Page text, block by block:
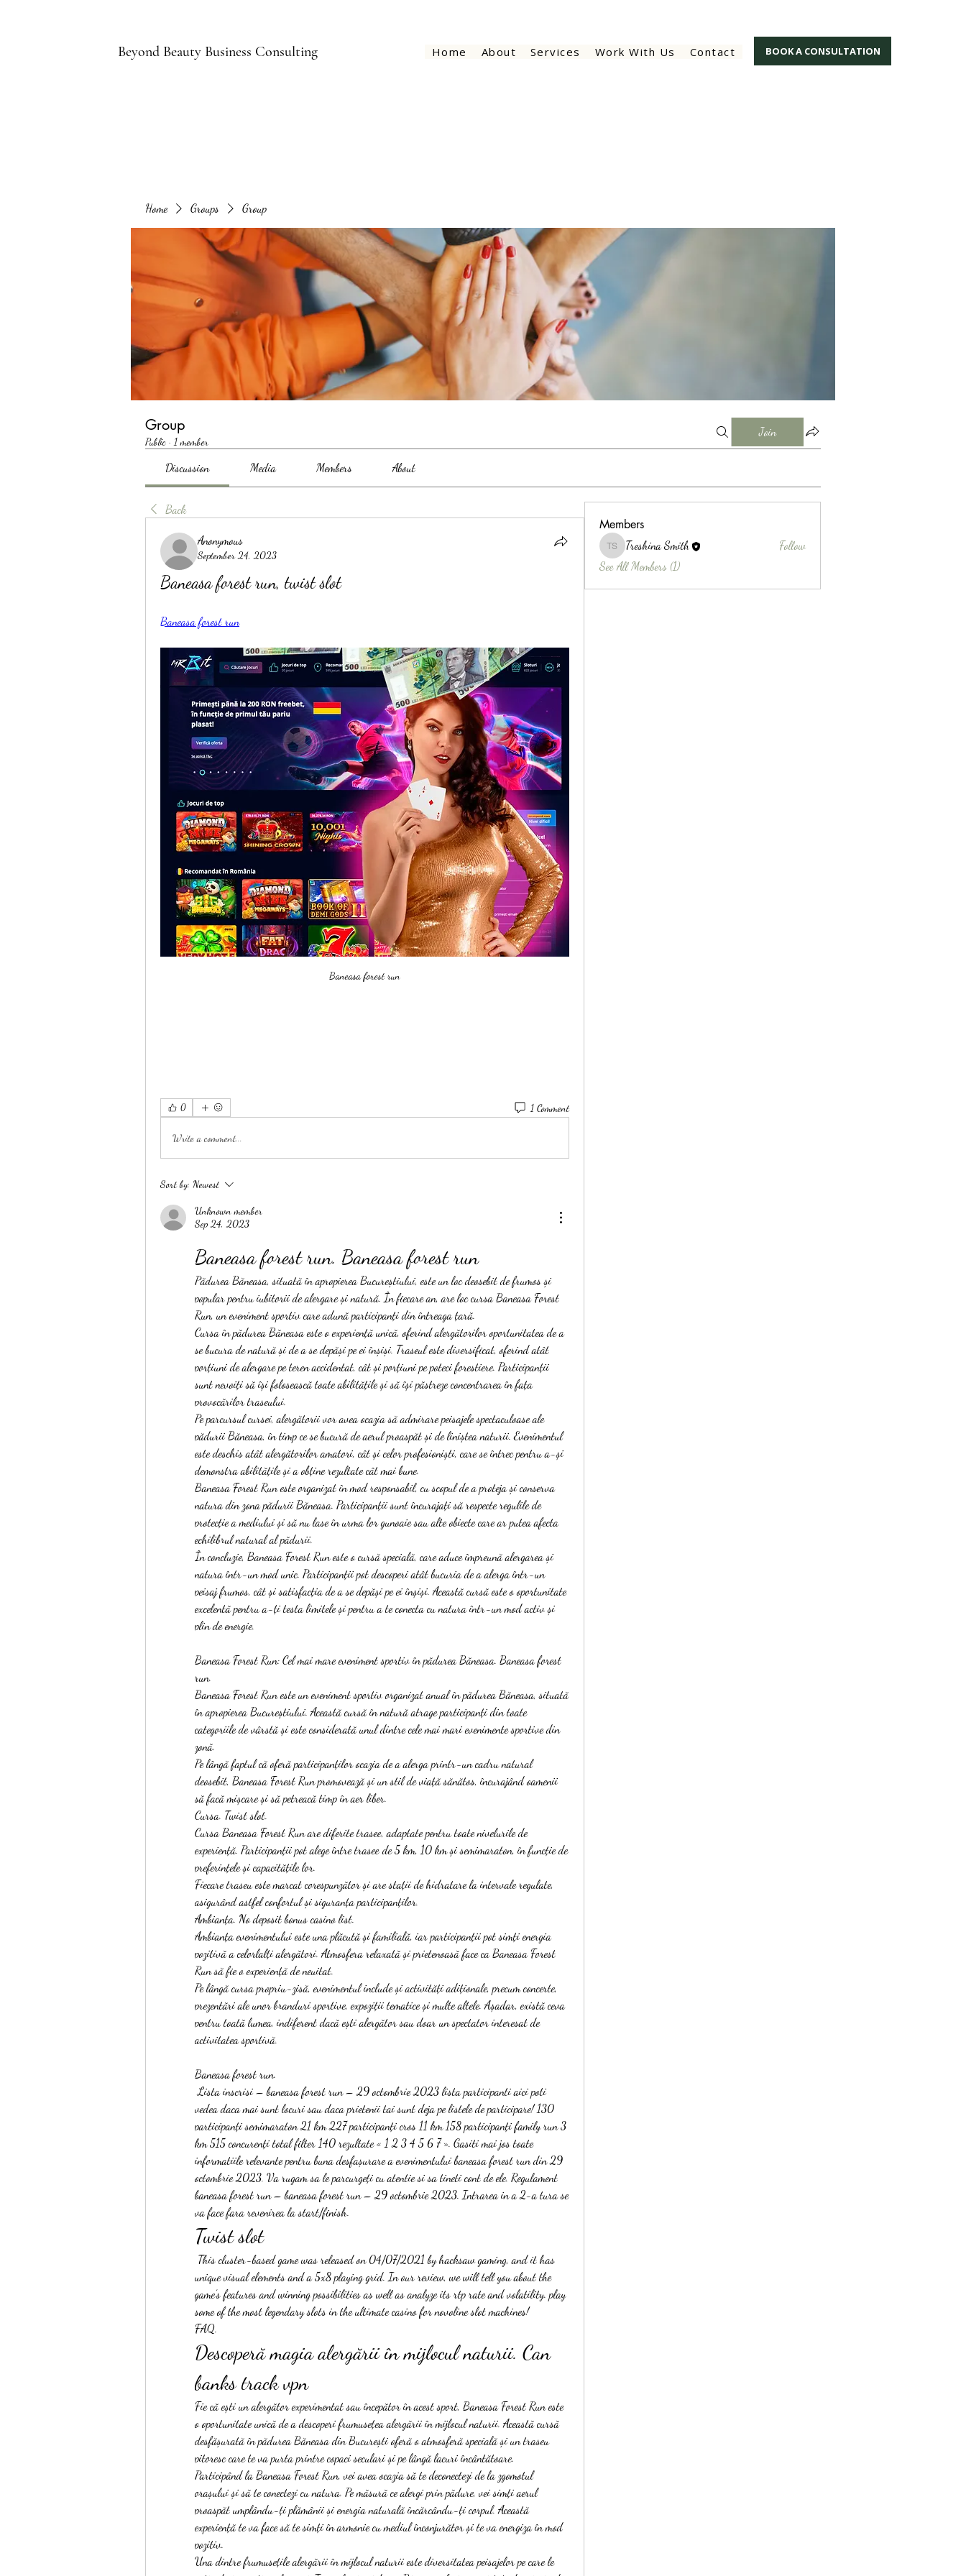
Beyond Beauty Business Consulting Home About Services Work With Us Contact BOOK A CONSULTATION
Home Groups Group
Group
Public · 1 member
Join
Discussion Media Members About
Back
Anonymous
September 24, 2023
Baneasa forest run, twist slot
Baneasa forest run
Baneasa forest run
0 1 Comment
Write a comment...
Sort by: Newest
Unknown member
Sep 24, 2023
Baneasa forest run. Baneasa forest run
Pădurea Băneasa, situată în apropierea Bucureștiului, este un loc deosebit de frumos și
popular pentru iubitorii de alergare și natură. În fiecare an, are loc cursa Baneasa Forest
Run, un eveniment sportiv care adună participanți din întreaga țară.
Cursa în pădurea Băneasa este o experiență unică, oferind alergătorilor oportunitatea de a
se bucura de natură și de a se depăși pe ei înșiși. Traseul este diversificat, oferind atât
porțiuni de alergare pe teren accidentat, cât și porțiuni pe poteci forestiere. Participanții
sunt nevoiți să își folosească toate abilitățile și să își păstreze concentrarea în fața
provocărilor traseului.
Pe parcursul cursei, alergătorii vor avea ocazia să admirare peisajele spectaculoase ale
pădurii Băneasa, în timp ce se bucură de aerul proaspăt și de liniștea naturii. Evenimentul
este deschis atât alergătorilor amatori, cât și celor profesioniști, care se întrec pentru a-și
demonstra abilitățile și a obține rezultate cât mai bune.
Baneasa Forest Run este organizat în mod responsabil, cu scopul de a proteja și conserva
natura din zona pădurii Băneasa. Participanții sunt încurajați să respecte regulile de
protecție a mediului și să nu lase în urma lor gunoaie sau alte obiecte care ar putea afecta
echilibrul natural al pădurii.
În concluzie, Baneasa Forest Run este o cursă specială, care aduce împreună alergarea și
natura într-un mod unic. Participanții pot descoperi atât bucuria de a alerga într-un
peisaj frumos, cât și satisfacția de a se depăși pe ei înșiși. Această cursă este o oportunitate
excelentă pentru a-ți testa limitele și pentru a te conecta cu natura într-un mod activ și
plin de energie.
Baneasa Forest Run: Cel mai mare eveniment sportiv în pădurea Băneasa. Baneasa forest
run.
Baneasa Forest Run este un eveniment sportiv organizat anual în pădurea Băneasa, situată
în apropierea Bucureștiului. Această cursă în natură atrage participanți din toate
categoriile de vârstă și este considerată unul dintre cele mai mari evenimente sportive din
zonă.
Pe lângă faptul că oferă participanților ocazia de a alerga printr-un cadru natural
deosebit, Baneasa Forest Run promovează și un stil de viață sănătos, încurajând oamenii
să facă mișcare și să petreacă timp în aer liber.
Cursa. Twist slot.
Cursa Baneasa Forest Run are diferite trasee, adaptate pentru toate nivelurile de
experiență. Participanții pot alege între trasee de 5 km, 10 km și semimaraton, în funcție de
preferințele și capacitățile lor.
Fiecare traseu este marcat corespunzător și are stații de hidratare la intervale regulate,
asigurând astfel confortul și siguranța participanților.
Ambianța. No deposit bonus casino list.
Ambianța evenimentului este una plăcută și familială, iar participanții pot simți energia
pozitivă a celorlalți alergători. Atmosfera relaxată și prietenoasă face ca Baneasa Forest
Run să fie o experiență de neuitat.
Pe lângă cursa propriu-zisă, evenimentul include și activități adiționale, precum concerte,
prezentări ale unor branduri sportive, expoziții tematice și multe altele. Așadar, există ceva
pentru toată lumea, indiferent dacă ești alergător sau doar un spectator interesat de
activitatea sportivă.
Baneasa forest run.
Lista inscrisi – baneasa forest run – 29 octombrie 2023 lista participanti aici poti
vedea daca mai sunt locuri sau daca prietenii tai sunt deja pe listele de participare! 130
participanți semimaraton 21 km 227 participanți cros 11 km 158 participanți family run 3
km 515 concurenți total filter 140 rezultate « 1 2 3 4 5 6 7 ». Gasiti mai jos toate
informatiile relevante pentru buna desfașurare a evenimentului baneasa forest run din 29
octombrie 2023. Va rugam sa le parcurgeți cu atentie si sa tineti cont de ele. Regulament
baneasa forest run – baneasa forest run – 29 octombrie 2023. Intrarea in a 2-a tura se
va face fara revenirea la start/finish.
Twist slot
unique visual elements and a 5x8 playing grid. In our review, we will tell you about the
game’s features and winning possibilities as well as analyze its rtp rate and volatility. ‎play
some of the most legendary slots in the ultimate casino for novoline slot machines!
FAQ.
Descoperă magia alergării în mijlocul naturii. Can
banks track vpn
Fie că ești un alergător experimentat sau începător în acest sport, Baneasa Forest Run este
o oportunitate unică de a descoperi frumusețea alergării în mijlocul naturii. Această cursă
desfășurată în pădurea Băneasa din București oferă o atmosferă specială și un traseu
pitoresc care te va purta printre copaci seculari și pe lângă lacuri încântătoare.
Participând la Baneasa Forest Run, vei avea ocazia să te deconectezi de la zgomotul
orașului și să te conectezi cu natura. Pe măsură ce alergi prin pădure, vei simți aerul
proaspăt umplându-ți plămânii și energia naturală încărcându-ți corpul. Această
experiență te va face să te simți în armonie cu mediul înconjurător și te va energiza în mod
pozitiv.
Una dintre frumusețile alergării în mijlocul naturii este diversitatea peisajelor pe care le
Members
Treshina Smith
Treshina Smith
Follow
See All Members (1)